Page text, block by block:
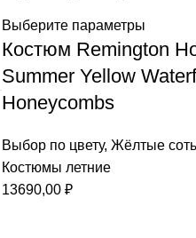
Выберите параметры
Костюм Remington
Summer Yellow
Honeycombs
Выбор по цвету, Жёлтые
Костюмы летние
13690,00 ₽